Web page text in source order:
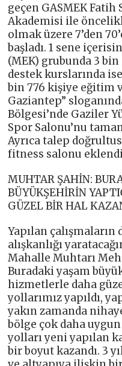
geçen GASMEK
Akademisi ile
olmak üzere 7’den
başladı. 1 sene
(MEK) grubunda 3
destek kurslarında
bin 776 kişiye eğitim
Gaziantep”
Bölgesi’nde Gaziler
Spor Salonu’nu
Ayrıca talep
fitness salonu
MUHTAR ŞAHİN:
BÜYÜKŞEHİRİN
GÜZEL BİR HAL
Yapılan çalışmaların
alışkanlığı
Mahalle Muhtarı
Buradaki yaşam
hizmetlerle daha
yollarımız yapıldı,
yakın zamanda
bölge çok daha
yolları yeni yapılan
bir boyut kazandı. 3